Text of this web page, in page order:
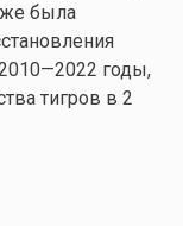
была
годы,
тигров в 2